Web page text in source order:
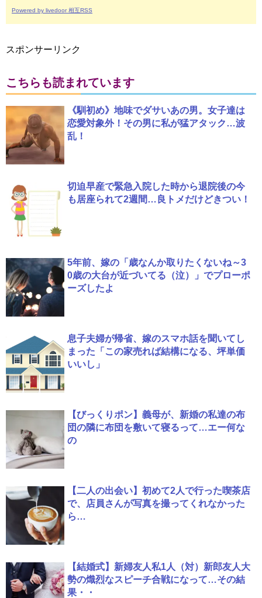
Powered by livedoor 相互RSS
スポンサーリンク
こちらも読まれています
《馴初め》地味でダサいあの男。女子達は
恋愛対象外！その男に私が猛アタック…波
乱！
切迫早産で緊急入院した時から退院後の今
も居座られて2週間…良トメだけどきつい！
5年前、嫁の「歳なんか取りたくないね～3
0歳の大台が近づいてる（泣）」でプローポ
ーズしたよ
息子夫婦が帰省、嫁のスマホ話を聞いてし
まった「この家売れば結構になる、坪単価
いいし」
【びっくりポン】義母が、新婚の私達の布
団の隣に布団を敷いて寝るって…エー何な
の
【二人の出会い】初めて2人で行った喫茶店
で、店員さんが写真を撮ってくれなかった
ら…
【結婚式】新婦友人私1人（対）新郎友人大
勢の熾烈なスピーチ合戦になって…その結
果・・